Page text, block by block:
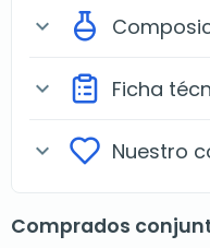
expand_more
expand_more Ficha
expand_more Nuestro
Comprados